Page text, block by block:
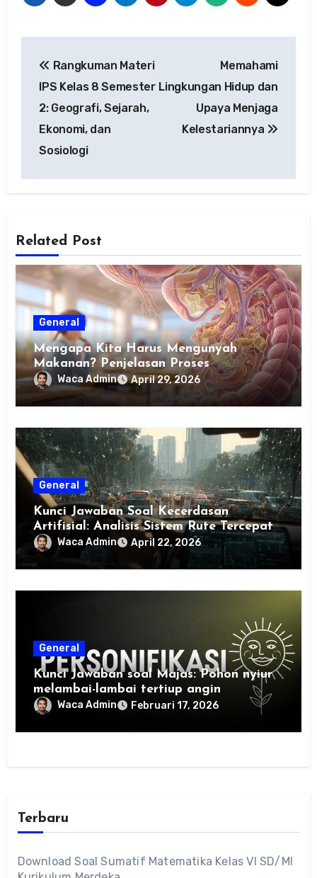
pos
Rangkuman Materi
IPS Kelas 8 Semester
2: Geografi, Sejarah,
Ekonomi, dan
Sosiologi
Memahami
Lingkungan Hidup dan
Upaya Menjaga
Kelestariannya
Related Post
General
Mengapa Kita Harus Mengunyah
Makanan? Penjelasan Proses
Pencernaan pada Manusia untuk Siswa
SD
Waca Admin April 29, 2026
General
Kunci Jawaban Soal Kecerdasan
Artifisial: Analisis Sistem Rute Tercepat
Berbasis Data dan Pembelajaran Mesin
Waca Admin April 22, 2026
General
Kunci Jawaban soal Majas: Pohon nyiur
melambai-lambai tertiup angin
Waca Admin Februari 17, 2026
Terbaru
Download Soal Sumatif Matematika Kelas VI SD/MI